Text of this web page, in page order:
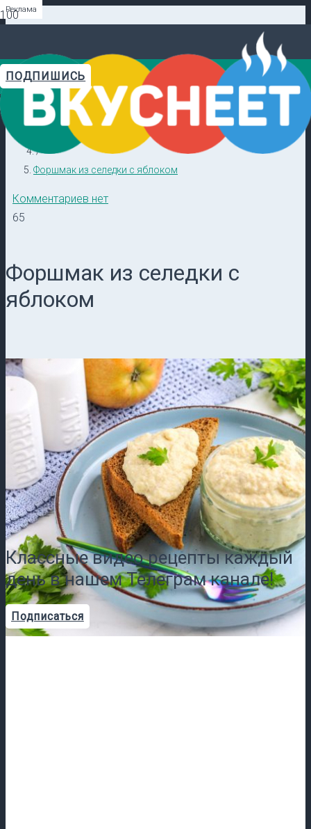
ПОДПИШИСЬ
Видеорецепты в ТГ →
Главная
/
Кулинарные секреты
/
Форшмак из селедки с яблоком
Комментариев нет
65
Форшмак из селедки с
яблоком
Классные видео рецепты каждый
день в нашем Телеграм канале!
Подписаться
Реклама
Реклама
Реклама
Реклама
Реклама
Реклама